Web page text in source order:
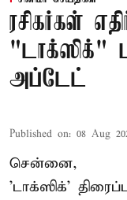
ரசிகர்கள்
"டாக்ஸிக்"
அப்டேட்
Published on: 08 Aug
சென்னை,
'டாக்ஸிக்'